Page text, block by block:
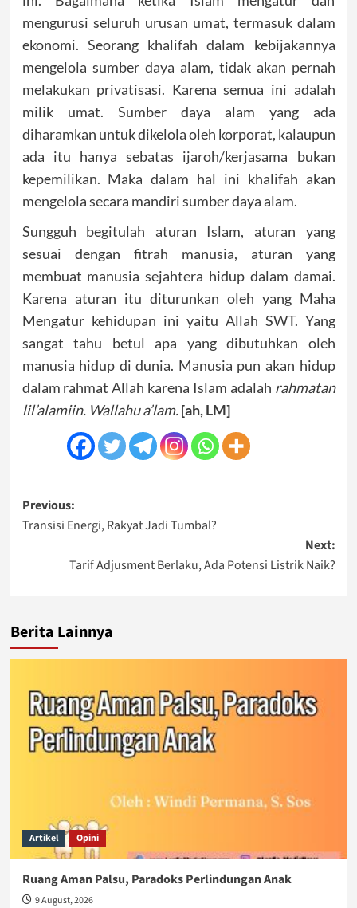
mengurusi seluruh urusan umat, termasuk dalam
ekonomi. Seorang khalifah dalam kebijakannya
mengelola sumber daya alam, tidak akan pernah
melakukan privatisasi. Karena semua ini adalah
milik umat. Sumber daya alam yang ada
diharamkan untuk dikelola oleh korporat, kalaupun
ada itu hanya sebatas ijaroh/kerjasama bukan
kepemilikan. Maka dalam hal ini khalifah akan
mengelola secara mandiri sumber daya alam.
Sungguh begitulah aturan Islam, aturan yang
sesuai dengan fitrah manusia, aturan yang
membuat manusia sejahtera hidup dalam damai.
Karena aturan itu diturunkan oleh yang Maha
Mengatur kehidupan ini yaitu Allah SWT. Yang
sangat tahu betul apa yang dibutuhkan oleh
manusia hidup di dunia. Manusia pun akan hidup
dalam rahmat Allah karena Islam adalah rahmatan
lil’alamiin. Wallahu a’lam. [ah, LM]
Post
navigation
Previous:
Transisi Energi, Rakyat Jadi Tumbal?
Next:
Tarif Adjusment Berlaku, Ada Potensi Listrik Naik?
Berita Lainnya
Artikel Opini
Ruang Aman Palsu, Paradoks Perlindungan Anak
9 August, 2026